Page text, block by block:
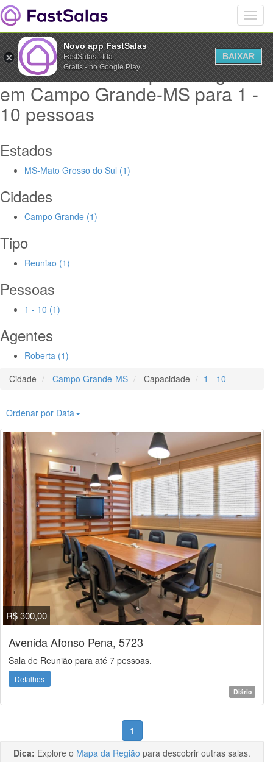
Salas Comerciais para alugar
em Campo Grande-MS para 1 -
10 pessoas
Estados
MS-Mato Grosso do Sul (1)
Cidades
Campo Grande (1)
Tipo
Reuniao (1)
Pessoas
1 - 10 (1)
Agentes
Roberta (1)
Cidade
Campo Grande-MS Capacidade 1 - 10
Ordenar por Data
R$ 300,00
Avenida Afonso Pena, 5723
Sala de Reunião para até 7 pessoas.
Detalhes
Diário
1
Dica: Explore o Mapa da Região para descobrir outras salas.
Novo app FastSalas
FastSalas Ltda.
Gratis - no Google Play
BAIXAR